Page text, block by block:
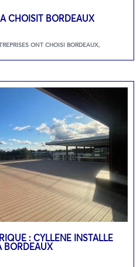
CHOISIT BORDEAUX
ONT CHOISI BORDEAUX,
: CYLLENE INSTALLE
BORDEAUX